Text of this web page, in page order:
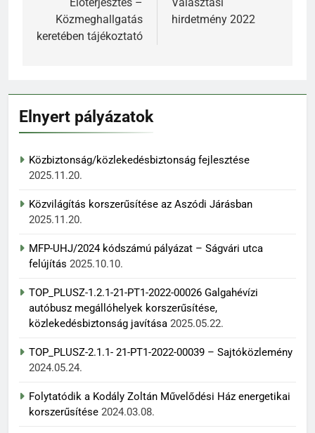
navigáció
Közmeghallgatás
keretében tájékoztató
hirdetmény 2022
Elnyert pályázatok
Közbiztonság/közlekedésbiztonság fejlesztése
2025.11.20.
Közvilágítás korszerűsítése az Aszódi Járásban
2025.11.20.
MFP-UHJ/2024 kódszámú pályázat – Ságvári utca
felújítás 2025.10.10.
TOP_PLUSZ-1.2.1-21-PT1-2022-00026 Galgahévízi
autóbusz megállóhelyek korszerűsítése,
közlekedésbiztonság javítása 2025.05.22.
TOP_PLUSZ-2.1.1- 21-PT1-2022-00039 – Sajtóközlemény
2024.05.24.
Folytatódik a Kodály Zoltán Művelődési Ház energetikai
korszerűsítése 2024.03.08.